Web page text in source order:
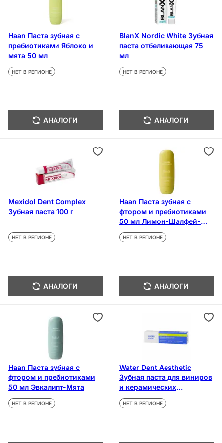
Haan Паста зубная с
пребиотиками Яблоко и
мята 50 мл
НЕТ В РЕГИОНЕ
АНАЛОГИ
BlanX Nordic White Зубная
паста отбеливающая 75
мл
НЕТ В РЕГИОНЕ
АНАЛОГИ
Mexidol Dent Complex
Зубная паста 100 г
НЕТ В РЕГИОНЕ
АНАЛОГИ
Haan Паста зубная с
фтором и пребиотиками
50 мл Лимон-Шалфей-
Мята
НЕТ В РЕГИОНЕ
АНАЛОГИ
Haan Паста зубная с
фтором и пребиотиками
50 мл Эвкалипт-Мята
НЕТ В РЕГИОНЕ
Water Dent Aesthetic
Зубная паста для виниров
и керамических
конструкций 100 мл
НЕТ В РЕГИОНЕ